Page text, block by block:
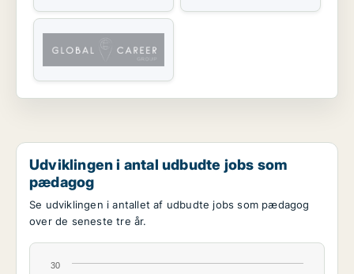
Udviklingen i antal udbudte jobs som
pædagog
Se udviklingen i antallet af udbudte jobs som pædagog
over de seneste tre år.
30